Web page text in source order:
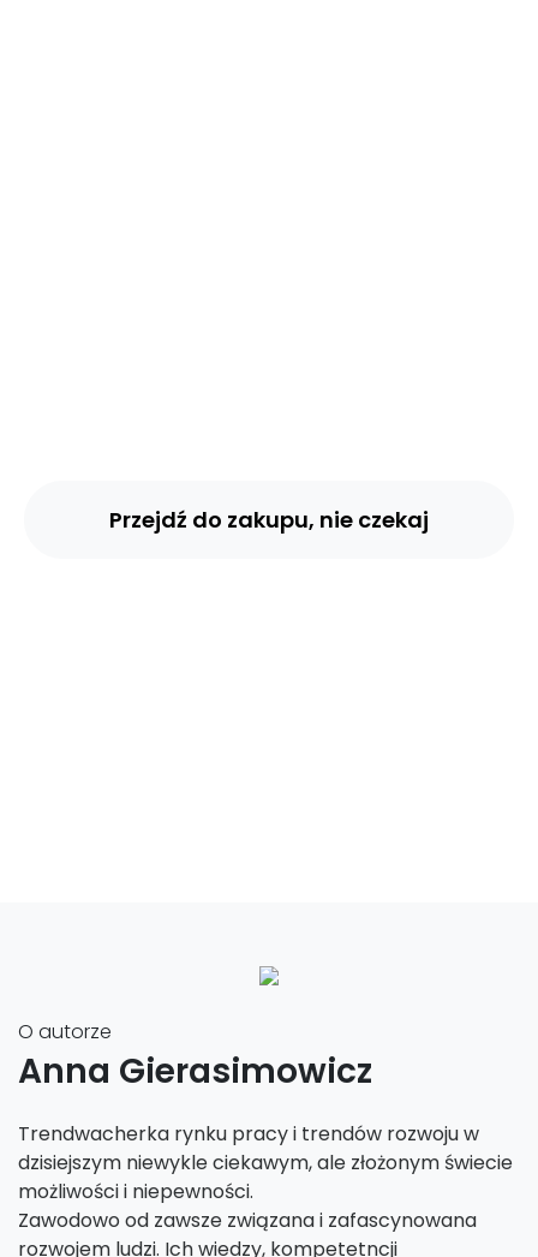
Przejdź do zakupu, nie czekaj
O autorze
Anna Gierasimowicz
Trendwacherka rynku pracy i trendów rozwoju w
dzisiejszym niewykle ciekawym, ale złożonym świecie
możliwości i niepewności.
Zawodowo od zawsze związana i zafascynowana
rozwojem ludzi. Ich wiedzy, kompetetncji